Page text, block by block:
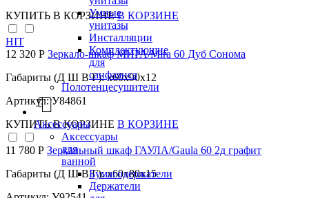
Умные
унитазы
Инсталляции
Комплектующие
для
санфаянса
Полотенцесушители
Аксессуары
Аксессуары
для
ванной
Бумагодержатели
Держатели
КУПИТЬ В КОРЗИНЕ В КОРЗИНЕ
HIT
12 320 Р Зеркало-шкаф МИРА/Mira 60 Дуб Сонома
Габариты (Д Ш В Г): x60x90x12
Артикул: У84861
КУПИТЬ В КОРЗИНЕ В КОРЗИНЕ
11 780 Р Зеркальный шкаф ГАУЛА/Gaula 60 2д графит
Габариты (Д Ш В Г): x60x80x15